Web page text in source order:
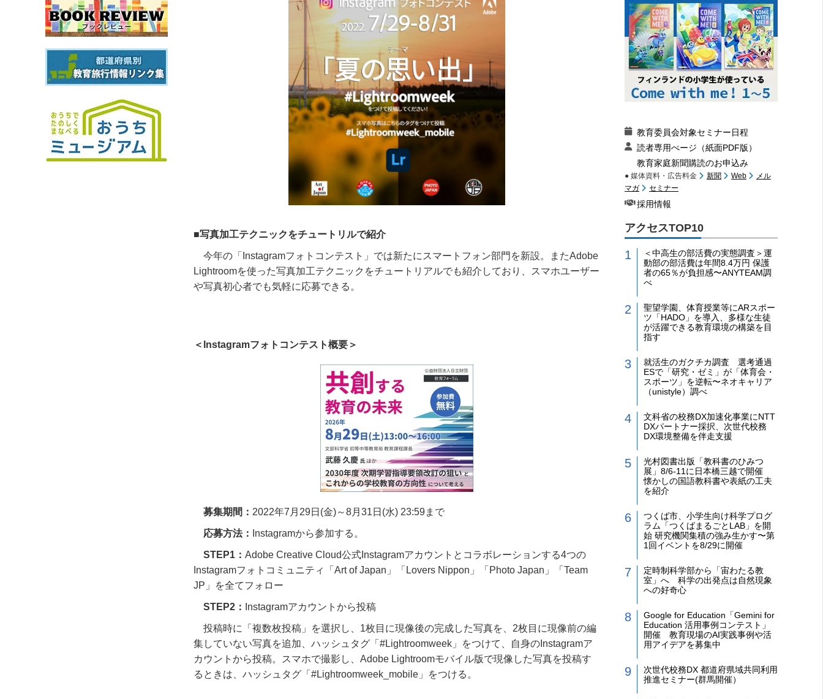
■写真加工テクニックをチュートリルで紹介
今年の「 Instagramフォトコンテスト」では新たにスマートフォン部門を新設。またAdobe
Lightroomを使った写真加工テクニックをチュートリアルでも紹介しており、スマホユーザー
や写真初心者でも気軽に応募できる。
＜Instagramフォトコンテスト概要＞
募集期間： 2022年7 月 29日 (金)～8月 31 日 (水) 23:59まで
応募方法： Instagramから参加する。
STEP1： Adobe Creative Cloud公式 Instagramアカウントとコラボレーションする4つの
Instagramフォトコミュニティ「 Art of Japan 」「 Lovers Nippon 」「 Photo Japan 」「 Team
JP 」を全てフォロー
STEP2： Instagramアカウントから投稿
投稿時に「複数枚投稿」を選択し、 1枚目に現像後の完成した写真を、 2枚目に現像前の編
集していない写真を追加、ハッシュタグ「 #Lightroomweek 」をつけて、自身の Instagramア
カウントから投稿。スマホで撮影し、 Adobe Lightroomモバイル版で現像した写真を投稿す
るときは、ハッシュタグ「 #Lightroomweek_mobile 」をつける。
教育委員会対象セミナー日程
読者専用ぺージ（紙面PDF版）
教育家庭新聞購読のお申込み
● 媒体資料・広告料金 新聞 Web
メル
マガ
セミナー
採用情報
アクセスTOP10
＜中高生の部活費の実態調査＞運
動部の部活費は年間8.4万円 保護
者の65％が負担感〜ANYTEAM調
べ
聖望学園、体育授業等にARスポー
ツ「HADO」を導入、多様な生徒
が活躍できる教育環境の構築を目
指す
就活生のガクチカ調査 選考通過
ESで「研究・ゼミ」が「体育会・
スポーツ」を逆転〜ネオキャリア
（unistyle）調べ
文科省の校務DX加速化事業にNTT
DXパートナー採択、次世代校務
DX環境整備を伴走支援
光村図書出版「教科書のひみつ
展」8/6-11に日本橋三越で開催
懐かしの国語教科書や表紙の工夫
を紹介
つくば市、小学生向け科学プログ
ラム「つくばまるごとLAB」を開
始 研究機関集積の強み生かす〜第
1回イベントを8/29に開催
定時制科学部から「宙わたる教
室」へ 科学の出発点は自然現象
への好奇心
Google for Education「Gemini for
Education 活用事例コンテスト」
開催 教育現場のAI実践事例や活
用アイデアを募集中
次世代校務DX 都道府県域共同利用
推進セミナー(群馬開催）